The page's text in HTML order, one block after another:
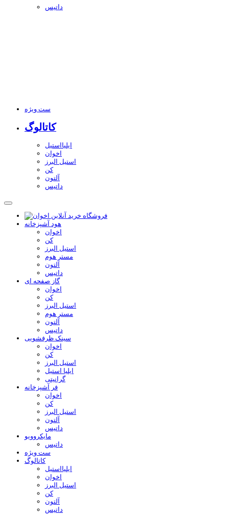
داتیس
ست ویژه
کاتالوگ
ایلیااستیل
اخوان
استیل البرز
کن
آلتون
داتیس
هود آشپزخانه
اخوان
کن
استیل البرز
مستر هوم
آلتون
داتیس
گاز صفحه ای
اخوان
کن
استیل البرز
مستر هوم
آلتون
داتیس
سینک ظرفشویی
اخوان
کن
استیل البرز
ایلیا استیل
گرانیتی
فر آشپزخانه
اخوان
کن
استیل البرز
آلتون
داتیس
مایکروویو
داتیس
ست ویژه
کاتالوگ
ایلیااستیل
اخوان
استیل البرز
کن
آلتون
داتیس